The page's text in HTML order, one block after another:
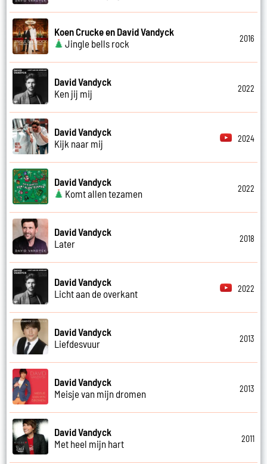
Koen Crucke en David Vandyck
Jingle bells rock
2016
David Vandyck
Ken jij mij
2022
David Vandyck
Kijk naar mij
2024
David Vandyck
Komt allen tezamen
2022
David Vandyck
Later
2018
David Vandyck
Licht aan de overkant
2022
David Vandyck
Liefdesvuur
2013
David Vandyck
Meisje van mijn dromen
2013
David Vandyck
Met heel mijn hart
2011